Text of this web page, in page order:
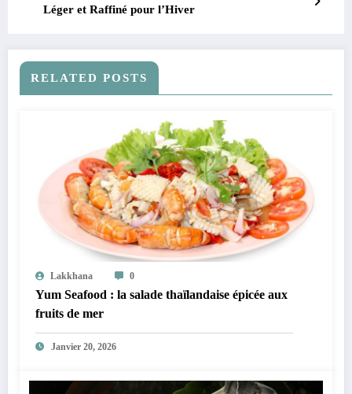
Léger et Raffiné pour l’Hiver
RELATED POSTS
Lakkhana 0
Yum Seafood : la salade thaïlandaise épicée aux
fruits de mer
Janvier 20, 2026